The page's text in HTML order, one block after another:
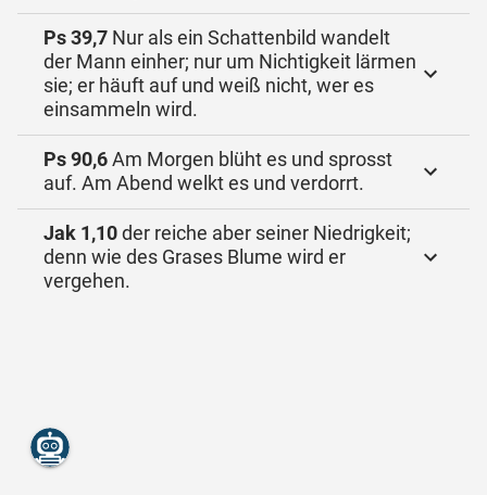
Ps 39,7 Nur als ein Schattenbild wandelt
der Mann einher; nur um Nichtigkeit lärmen
sie; er häuft auf und weiß nicht, wer es
einsammeln wird.
Ps 90,6Am Morgen blüht es und sprosst
auf. Am Abend welkt es und verdorrt.
Jak 1,10der reiche aber seiner Niedrigkeit;
denn wie des Grases Blume wird er
vergehen.